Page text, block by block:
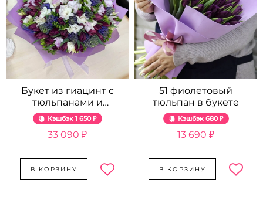
Букет из гиацинт с
тюльпанами и
фрезией - 125 шт.
Кэшбэк 1 650 ₽
33 090 ₽
В КОРЗИНУ
51 фиолетовый
тюльпан в букете
Кэшбэк 680 ₽
13 690 ₽
В КОРЗИНУ